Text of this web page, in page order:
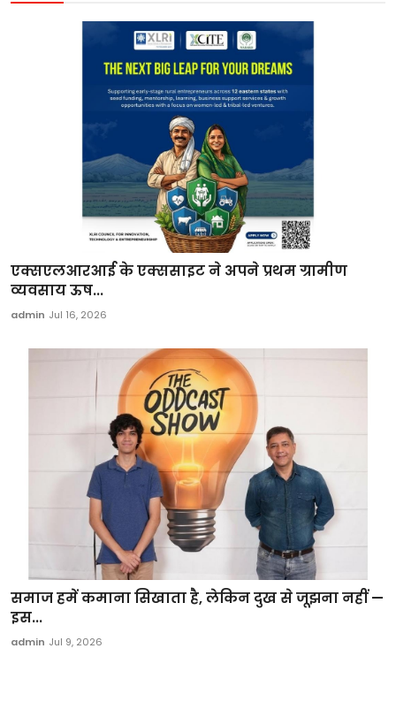
एक्सएलआरआई के एक्ससाइट ने अपने प्रथम ग्रामीण
व्यवसाय ऊष...
admin Jul 16, 2026
समाज हमें कमाना सिखाता है, लेकिन दुख से जूझना नहीं —
इस...
admin Jul 9, 2026